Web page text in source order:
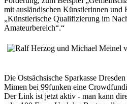
mit ausländischen Künstlerinnen und
„Künstlerische Qualifizierung im
Amateurbereich“.“
Die Ostsächsische Sparkasse
Mimen bei 99funken eine
Der Link ist jetzt aktiv - man kann